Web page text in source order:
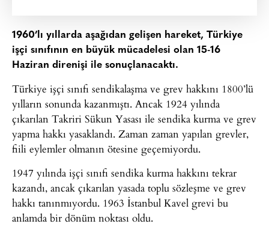
1960’lı yıllarda aşağıdan gelişen hareket, Türkiye
işçi sınıfının en büyük mücadelesi olan 15-16
Haziran direnişi ile sonuçlanacaktı.
Türkiye işçi sınıfı sendikalaşma ve grev hakkını 1800’lü
yılların sonunda kazanmıştı. Ancak 1924 yılında
çıkarılan Takriri Sükun Yasası ile sendika kurma ve grev
yapma hakkı yasaklandı. Zaman zaman yapılan grevler,
fiili eylemler olmanın ötesine geçemiyordu.
1947 yılında işçi sınıfı sendika kurma hakkını tekrar
kazandı, ancak çıkarılan yasada toplu sözleşme ve grev
hakkı tanınmıyordu. 1963 İstanbul Kavel grevi bu
anlamda bir dönüm noktası oldu.